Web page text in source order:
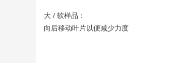
大 / 软样品：
向后移动叶片以便减少力度